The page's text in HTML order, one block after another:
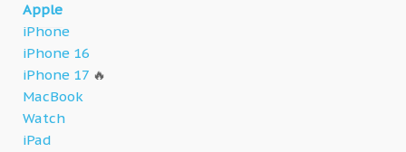
Apple
iPhone
iPhone 16
iPhone 17 🔥
MacBook
Watch
iPad